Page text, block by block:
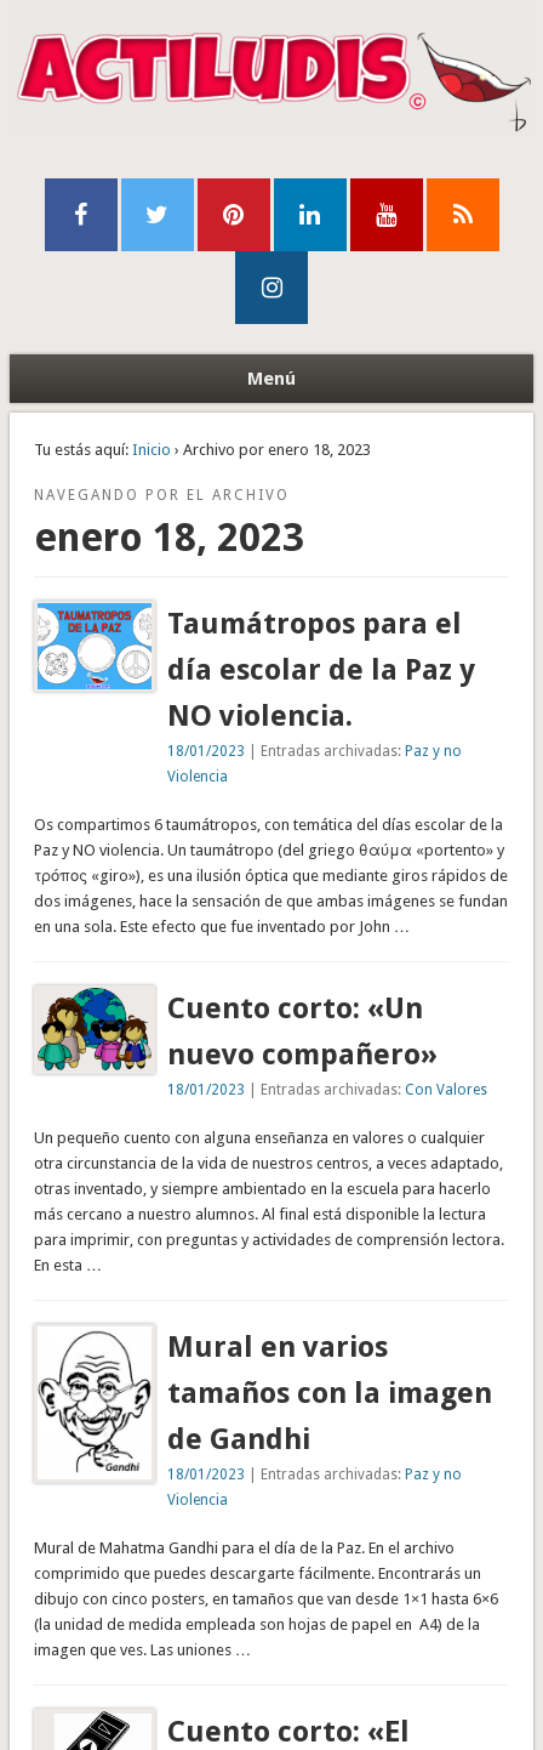
Menú
Tu estás aquí: Inicio › Archivo por enero 18, 2023
NAVEGANDO POR EL ARCHIVO
enero 18, 2023
Taumátropos para el
día escolar de la Paz y
NO violencia.
18/01/2023 | Entradas archivadas:Paz y no
Violencia
Os compartimos 6 taumátropos, con temática del días escolar de la
Paz y NO violencia. Un taumátropo (del griego θαύμα «portento» y
τρόπος «giro»), es una ilusión óptica que mediante giros rápidos de
dos imágenes, hace la sensación de que ambas imágenes se fundan
en una sola. Este efecto que fue inventado por John …
Cuento corto: «Un
nuevo compañero»
18/01/2023 | Entradas archivadas:Con Valores
Un pequeño cuento con alguna enseñanza en valores o cualquier
otra circunstancia de la vida de nuestros centros, a veces adaptado,
otras inventado, y siempre ambientado en la escuela para hacerlo
más cercano a nuestro alumnos. Al final está disponible la lectura
para imprimir, con preguntas y actividades de comprensión lectora.
En esta …
Mural en varios
tamaños con la imagen
de Gandhi
18/01/2023 | Entradas archivadas:Paz y no
Violencia
Mural de Mahatma Gandhi para el día de la Paz. En el archivo
comprimido que puedes descargarte fácilmente. Encontrarás un
dibujo con cinco posters, en tamaños que van desde 1×1 hasta 6×6
(la unidad de medida empleada son hojas de papel en A4) de la
imagen que ves. Las uniones …
Cuento corto: «El